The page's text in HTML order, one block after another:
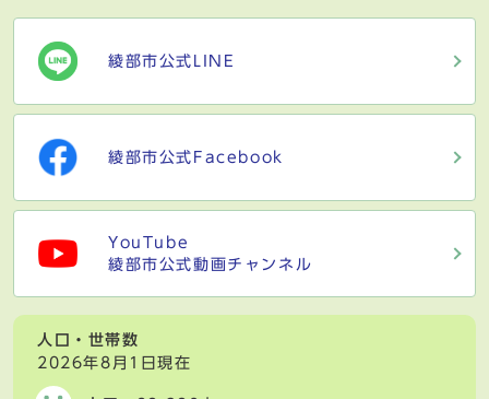
綾部市公式LINE
綾部市公式Facebook
YouTube
綾部市公式動画チャンネル
人口・世帯数
2026年8月1日現在